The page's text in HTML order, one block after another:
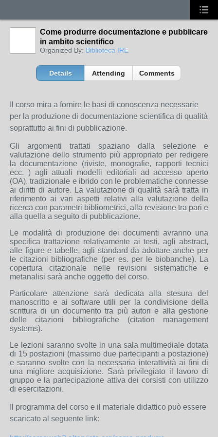
Come produrre documentazione e pubblicare
in ambito scientifico
Organized By: Biblioteca IRE
Details Attending Comments
Il corso mira a fornire le basi di conoscenza necessarie
per la produzione di documentazione scientifica di qualità
soprattutto ai fini di pubblicazione.
Gli argomenti trattati spaziano dalla selezione e
valutazione dello strumento più appropriato per redigere
la documentazione (riviste, monografie, rapporti tecnici
ecc. ) agli attuali modelli editoriali ad accesso aperto
(OA), tradizionale e ibrido con le problematiche connesse
ai diritti di autore. La valutazione di qualità sarà tratta in
riferimento ai vari aspetti relativi alla valutazione della
ricerca con parametri bibliometrici, alla revisione tra pari e
alla quella a seguito di pubblicazione.
Le modalità di produzione dei documenti avranno una
specifica trattazione relativamente ai testi, agli abstract,
alle figure e tabelle, agli standard da adottare anche per
le citazioni bibliografiche (per es. per le biobanche). La
copertura citazionale nelle revisioni sistematiche e
metanalisi sarà anche oggetto del corso.
Particolare attenzione sarà dedicata alla stesura del
manoscritto e ai software utili per la condivisione della
scrittura di un documento tra più autori e alla gestione
delle citazioni bibliografiche (citation management
systems).
Le lezioni saranno svolte in una sala multimediale dotata
di 15 postazioni (massimo due partecipanti a postazione)
e saranno svolte con la necessaria interattività ai fini di
una migliore acquisizione. Sarà privilegiato il lavoro di
gruppo e la partecipazione attiva dei corsisti con utilizzo
di esercitazioni.
Il programma del corso e il materiale didattico può essere
scaricato al seguente link: